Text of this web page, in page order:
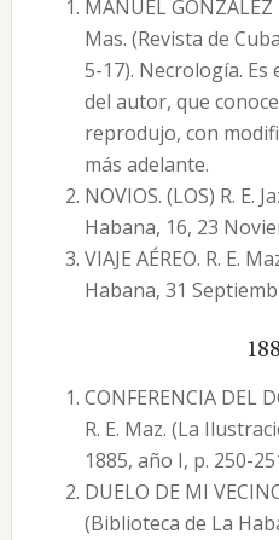
MANUEL GONZÁLEZ
Mas. (Revista de
5-17). Necrología.
del autor, que
reprodujo, con
más adelante.
NOVIOS. (LOS) R. E.
Habana, 16, 23
VIAJE AÉREO. R. E.
Habana, 31
CONFERENCIA DEL
R. E. Maz. (La
1885, año I, p. 250-
DUELO DE MI
(Biblioteca de La